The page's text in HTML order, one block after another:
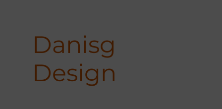
Danisg
Design